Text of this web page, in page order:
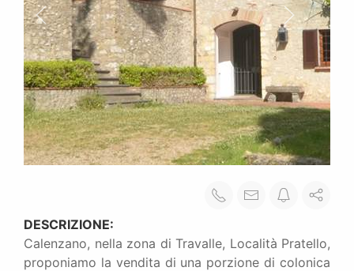
DESCRIZIONE:
Calenzano, nella zona di Travalle, Località Pratello,
proponiamo la vendita di una porzione di colonica